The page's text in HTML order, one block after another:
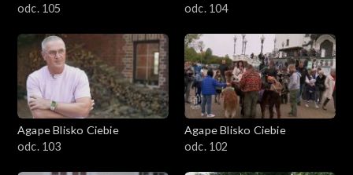
odc. 105
odc. 104
Agape Blisko Ciebie
odc. 103
Agape Blisko Ciebie
odc. 102